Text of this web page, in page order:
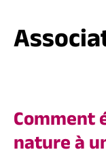
Comment
nature à